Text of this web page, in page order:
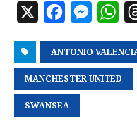
X
c
e
b
o
M
s
s
W
a
t
ANTONIO
MANCHESTER UNITED
SWANSEA